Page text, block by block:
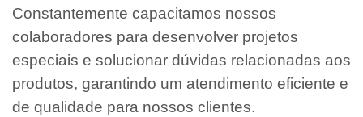
Constantemente capacitamos nossos
colaboradores para desenvolver projetos
especiais e solucionar dúvidas relacionadas aos
produtos, garantindo um atendimento eficiente e
de qualidade para nossos clientes.